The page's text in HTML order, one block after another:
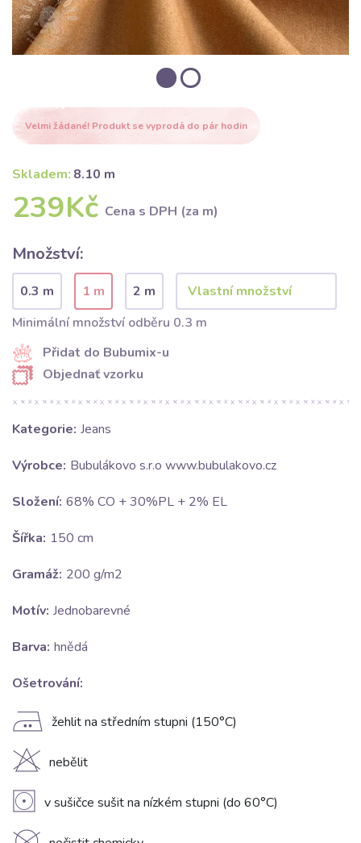
Velmi žádané! Produkt se vyprodá do pár hodin
Skladem: 8.10 m
239Kč Cena s DPH (za m)
Množství:
0.3 m 1 m
2 m
Minimální množství odběru 0.3 m
Přidat do Bubumix-u
Objednať vzorku
Kategorie: Jeans
Výrobce: Bubulákovo s.r.o www.bubulakovo.cz
Složení: 68% CO + 30%PL + 2% EL
Šířka: 150 cm
Gramáž: 200 g/m2
Motív: Jednobarevné
Barva: hnědá
Ošetrování:
E žehlit na středním stupni (150°C)
H nebělit
V v sušičce sušit na nízkém stupni (do 60°C)